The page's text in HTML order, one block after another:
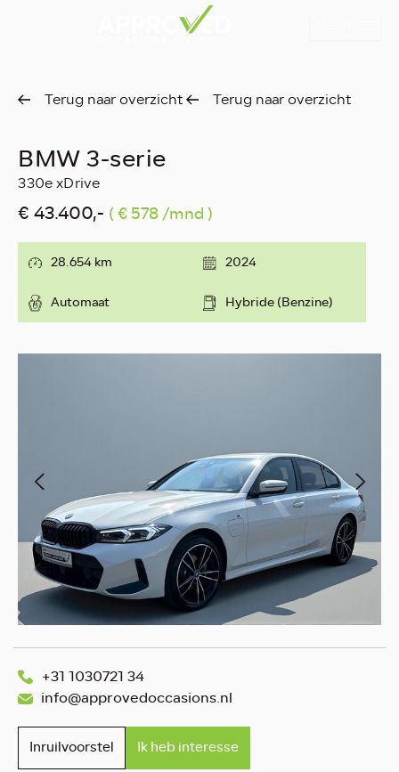
Terug naar overzicht Terug naar overzicht
BMW 3-serie
330e xDrive
€ 43.400,- ( € 578 /mnd )
28.654 km 2024
Automaat Hybride (Benzine)
+31 1030721 34
info@approvedoccasions.nl
Inruilvoorstel Ik heb interesse